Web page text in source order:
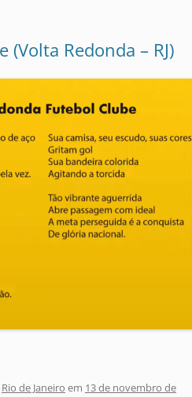
Redonda – RJ)
Rio de Janeiro em 13 de novembro de